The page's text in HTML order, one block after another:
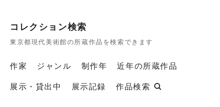
コレクション検索
東京都現代美術館の所蔵作品を検索できます
作家 ジャンル 制作年
近年の所蔵作品
展示・貸出中
展示記録 作品検索